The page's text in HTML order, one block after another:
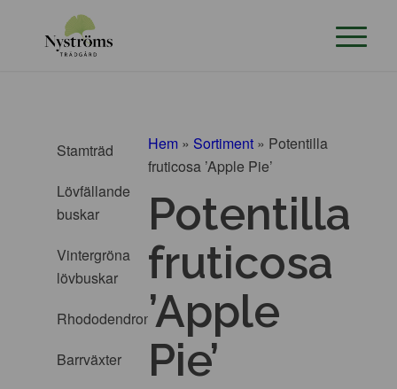
Stamträd
Lövfällande
buskar
Vintergröna
lövbuskar
Rhododendron
Barrväxter
Hem » Sortiment » Potentilla
fruticosa ’Apple Pie’
Potentilla
fruticosa
’Apple
Pie’